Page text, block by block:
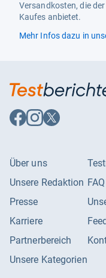
Versandkosten, die
Kaufes anbietet.
Mehr Infos dazu in
Auf
Facebook
Auf
Instagram
Auf
X
Über uns
Unsere Redaktion
Presse
Karriere
Partnerbereich
Unsere Kategorien
FAQ